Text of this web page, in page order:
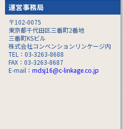
運営事務局
〒102-0075
東京都千代田区三番町2番地
三番町KSビル
株式会社コンベンションリンケージ内
TEL：03-3263-8688
FAX：03-3263-8687
E-mail： mdsj16@c-linkage.co.jp